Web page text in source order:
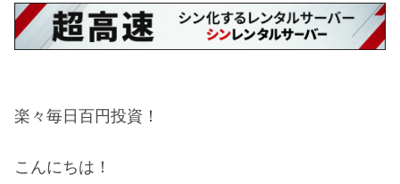
楽々毎日百円投資！
こんにちは！